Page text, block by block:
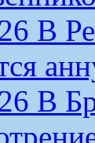
В
В